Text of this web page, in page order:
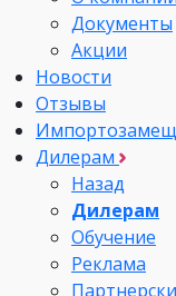
Документы
Акции
Новости
Отзывы
Дилерам
Назад
Дилерам
Обучение
Реклама